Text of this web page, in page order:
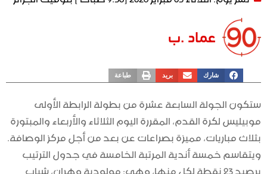
عماد .ب
شارك بريد طباعة
ستكون الجولة السابعة عشرة من بطولة الرابطة الأولى
موبيليس لكرة القدم، المقررة اليوم الثلاثاء والأربعاء والمبتورة
بثلاث مباريات، مميزة بصراعات عن بعد من أجل مركز الوصافة.
ويتقاسم خمسة أندية المرتبة الخامسة في جدول الترتيب
برصيد 23 نقطة لكل منها، وهي: مولودية وهران، شباب